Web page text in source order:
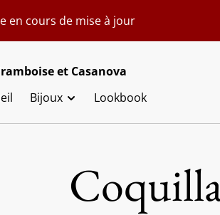
en cours de mise à jour
et Casanova
Bijoux Lookbook